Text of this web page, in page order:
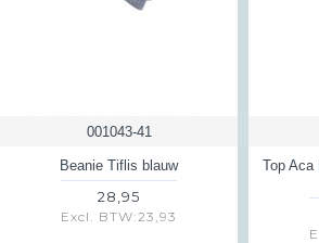
helemaal. Zo betalen wij voor iedere klant die
ons antwoordnummer het zelfde bedrag. Wil je
001043-41
Beanie Tiflis blauw
28,95
Excl. BTW:23,93
Top Aca